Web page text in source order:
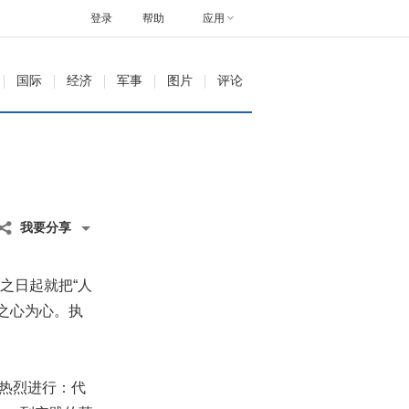
帮助 应用
登录
国际 经济 军事 图片 评论
我要分享
日起就把“人
心为心。执
烈进行：代